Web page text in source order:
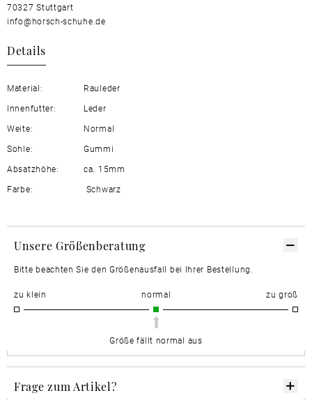
70327 Stuttgart
info@horsch-schuhe.de
Details
Material:
Rauleder
Innenfutter:
Leder
Weite:
Normal
Sohle:
Gummi
Absatzhöhe:
ca. 15mm
Farbe:
Schwarz
Unsere Größenberatung
Bitte beachten Sie den Größenausfall bei Ihrer Bestellung.
zu klein normal zu groß
Größe fällt normal aus
Frage zum Artikel?